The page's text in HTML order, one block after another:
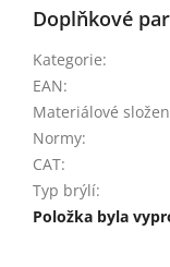
Doplňkové
Kategorie:
EAN:
Materiálové
Normy:
CAT:
Typ brýlí:
Položka byla